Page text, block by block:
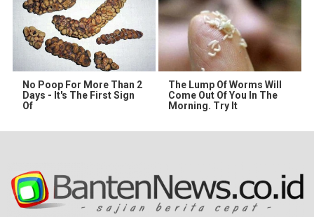
No Poop For More Than 2
Days - It's The First Sign
Of
The Lump Of Worms Will
Come Out Of You In The
Morning. Try It